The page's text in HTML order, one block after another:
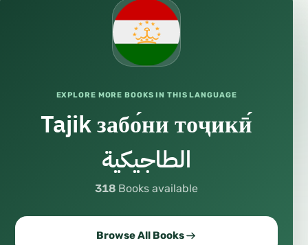
EXPLORE MORE BOOKS IN THIS LANGUAGE
Tajik забо́ни тоҷикӣ́
الطاجيكية
318 Books available
Browse All Books